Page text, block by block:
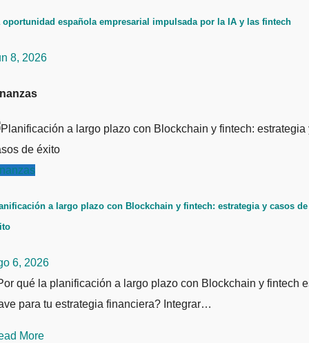
oportunidad española empresarial impulsada por la IA y las fintech
8, 2026
a largo plazo con Blockchain y fintech: estrategia y casos de
6, 2026
qué la planificación a largo plazo con Blockchain y fintech
para tu estrategia financiera? Integrar…
More